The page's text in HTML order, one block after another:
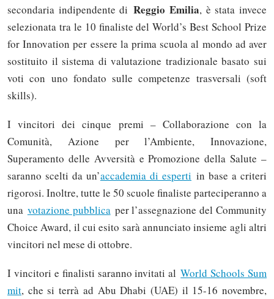
secondaria indipendente diReggio Emilia, è stata invece
selezionata tra le 10 finaliste del World’s Best School Prize
for Innovation per essere la prima scuola al mondo ad aver
sostituito il sistema di valutazione tradizionale basato sui
voti con uno fondato sulle competenze trasversali (soft
skills).
I vincitori dei cinque premi – Collaborazione con la
Comunità, Azione per l’Ambiente, Innovazione,
Superamento delle Avversità e Promozione della Salute –
saranno scelti da un’accademia di esperti in base a criteri
rigorosi. Inoltre, tutte le 50 scuole finaliste parteciperanno a
una votazione pubblicaper l’assegnazione del Community
Choice Award, il cui esito sarà annunciato insieme agli altri
vincitori nel mese di ottobre.
I vincitori e finalisti saranno invitati alWorld Schools Sum
mit, che si terrà ad Abu Dhabi (UAE) il 15-16 novembre,